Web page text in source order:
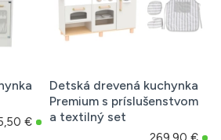
€
Detská drevená kuchynka
Premium s príslušenstvom
a textilný set